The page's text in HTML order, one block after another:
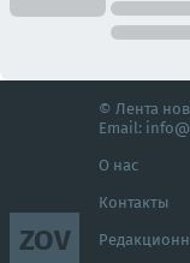
ZOV
© Лента
Email:
О нас
Контакты